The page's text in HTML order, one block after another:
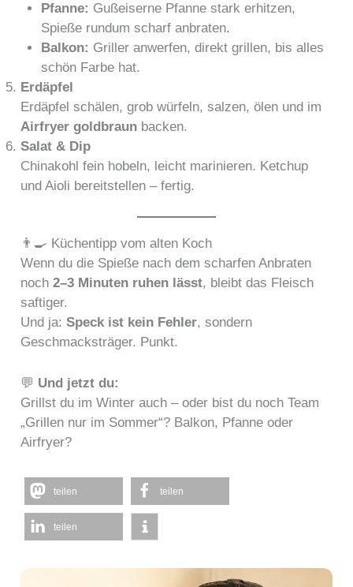
Pfanne: Gußeiserne Pfanne stark erhitzen,
Spieße rundum scharf anbraten.
Balkon: Griller anwerfen, direkt grillen, bis alles
schön Farbe hat.
Erdäpfel
Erdäpfel schälen, grob würfeln, salzen, ölen und im
Airfryer goldbraun backen.
Salat & Dip
Chinakohl fein hobeln, leicht marinieren. Ketchup
und Aioli bereitstellen – fertig.
👨‍🍳 Küchentipp vom alten Koch
Wenn du die Spieße nach dem scharfen Anbraten
noch2–3 Minuten ruhen lässt, bleibt das Fleisch
saftiger.
Und ja:Speck ist kein Fehler, sondern
Geschmacksträger. Punkt.
💬 Und jetzt du:
Grillst du im Winter auch – oder bist du noch Team
„Grillen nur im Sommer“? Balkon, Pfanne oder
Airfryer?
teilen teilen
teilen